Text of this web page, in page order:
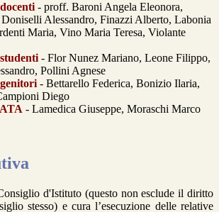
- proff. Baroni Angela Eleonora,
Alessandro, Finazzi Alberto, Labonia
Maria, Vino Maria Teresa, Violante
- Flor Nunez Mariano, Leone Filippo,
Pollini Agnese
- Bettarello Federica, Bonizio Ilaria,
Diego
- Lamedica Giuseppe, Moraschi Marco
d'Istituto (questo non esclude il diritto
stesso) e cura l’esecuzione delle relative